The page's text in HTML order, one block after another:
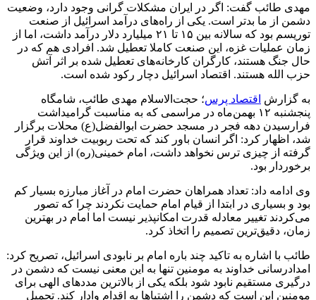
مهدی طائب گفت: اگر در ایران مشکلات گرانی وجود دارد، وضعیت
دشمن از ما بدتر است. یکی از راه‌های درآمد اسرائیل از صنعت
توریسم بود که سالانه بین ۱۵ تا ۲۱ میلیارد دلار درآمد داشت، اما از
زمان عملیات غزه، این صنعت کاملا تعطیل شد. افرادی هم که در
حال جنگ هستند، کارگران کارخانه‌های تعطیل شده بر اثر آتش
حزب الله هستند. اقتصاد اسرائیل دچار رکود شده است.
به گزارش اقتصاد پرس؛ حجت‌الاسلام مهدی طائب، شامگاه
پنجشنبه ۱۲ بهمن‌ماه در مراسمی که به مناسبت گرامیداشت
فرارسیدن دهه فجر در مسجد حضرت ابوالفضل(ع) محلات برگزار
شد، اظهار کرد: اگر انسان باور کند که تحت ربوبیت خداوند قرار
گرفته از چیزی ترس نخواهد داشت، امام خمینی(ره) از این ویژگی
برخوردار بود.
وی ادامه داد: تعداد همراهان حضرت امام در آغاز مبارزه بسیار کم
بود و بسیاری در ابتدا از قیام امام حمایت نکردند چرا که تصور
می‌کردند تغییر معادله قدرت امکانپذیر نیست اما امام در بهترین
زمان، دقیق‌ترین تصمیم را اتخاذ کرد.
طائب با اشاره به تاکید چند باره امام بر نابودی اسرائیل، تصریح کرد:
امدادرسانی خداوند به مومنین تنها به این معنی نیست که دشمن در
درگیری مستقیم نابود شود بلکه یکی از بالاترین مددهای الهی برای
مومنین این است که دشمن را اشتباها به اقدام وادار کند. تحمیل